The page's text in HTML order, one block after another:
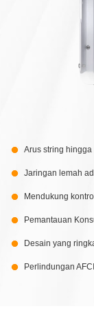
Arus string hingga
Jaringan lemah
Mendukung
Pemantauan
Desain yang
Perlindungan